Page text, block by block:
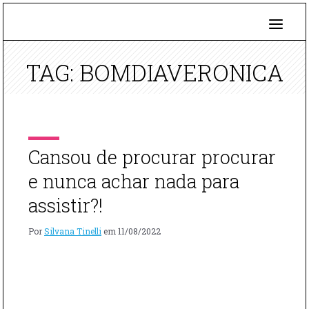
TAG: BOMDIAVERONICA
Cansou de procurar procurar
e nunca achar nada para
assistir?!
PorSilvana Tinelli em 11/08/2022